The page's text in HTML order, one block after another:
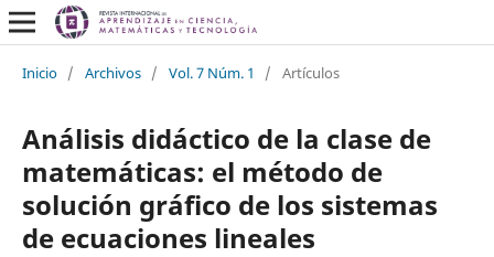
Inicio / Archivos / Vol. 7 Núm. 1 / Artículos
Análisis didáctico de la clase de
matemáticas: el método de
solución gráfico de los sistemas
de ecuaciones lineales